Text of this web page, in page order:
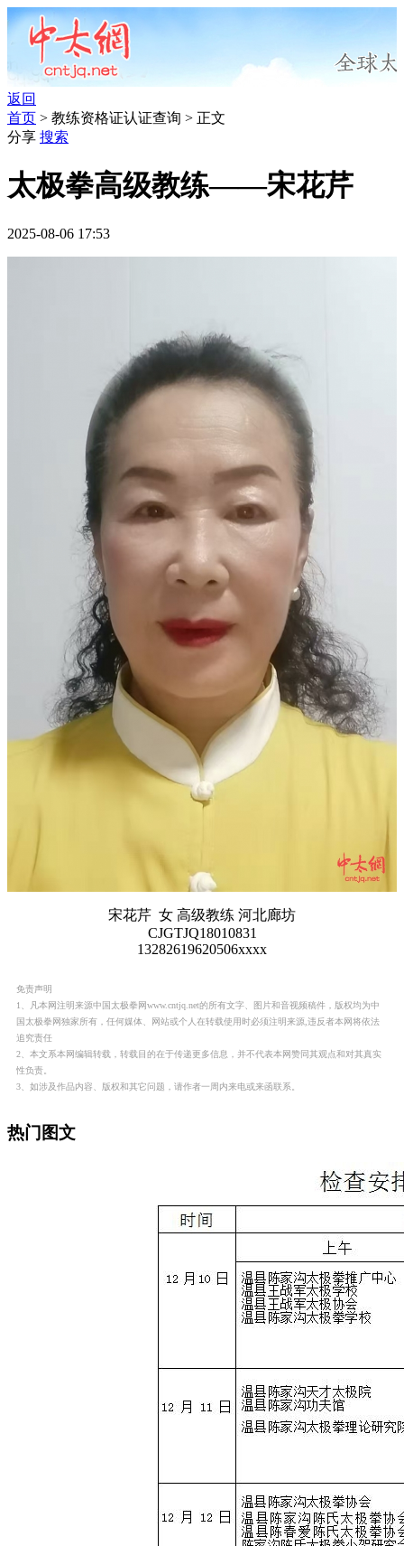
返回
首页 > 教练资格证认证查询 > 正文
分享 搜索
太极拳高级教练——宋花芹
2025-08-06 17:53
宋花芹 女 高级教练 河北廊坊
CJGTJQ18010831
13282619620506xxxx
免责声明
1、凡本网注明来源中国太极拳网www.cntjq.net的所有文字、图片和音视频稿件，版权均为中
国太极拳网独家所有，任何媒体、网站或个人在转载使用时必须注明来源,违反者本网将依法
追究责任
2、本文系本网编辑转载，转载目的在于传递更多信息，并不代表本网赞同其观点和对其真实
性负责。
3、如涉及作品内容、版权和其它问题，请作者一周内来电或来函联系。
热门图文